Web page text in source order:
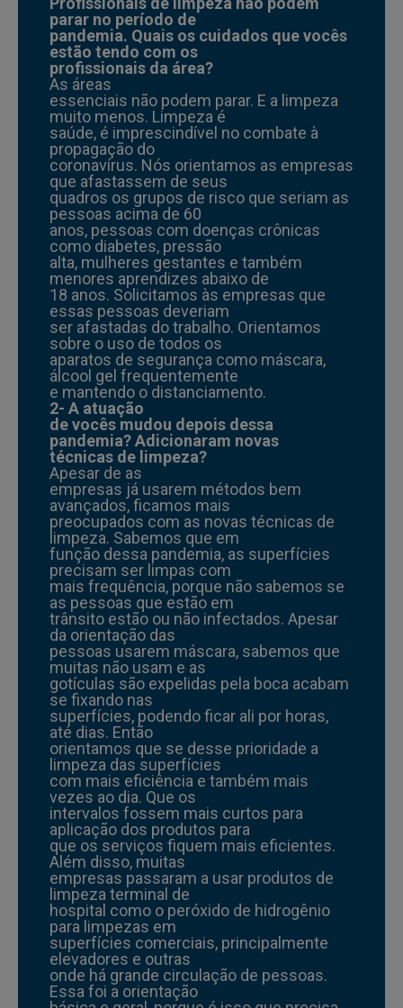
parar no período de
pandemia. Quais os cuidados que vocês
estão tendo com os
profissionais da área?
As áreas
essenciais não podem parar. E a limpeza
muito menos. Limpeza é
saúde, é imprescindível no combate à
propagação do
coronavírus. Nós orientamos as empresas
que afastassem de seus
quadros os grupos de risco que seriam as
pessoas acima de 60
anos, pessoas com doenças crônicas
como diabetes, pressão
alta, mulheres gestantes e também
menores aprendizes abaixo de
18 anos. Solicitamos às empresas que
essas pessoas deveriam
ser afastadas do trabalho. Orientamos
sobre o uso de todos os
aparatos de segurança como máscara,
álcool gel frequentemente
e mantendo o distanciamento.
2- A atuação
de vocês mudou depois dessa
pandemia? Adicionaram novas
técnicas de limpeza?
Apesar de as
empresas já usarem métodos bem
avançados, ficamos mais
preocupados com as novas técnicas de
limpeza. Sabemos que em
função dessa pandemia, as superfícies
precisam ser limpas com
mais frequência, porque não sabemos se
as pessoas que estão em
trânsito estão ou não infectados. Apesar
da orientação das
pessoas usarem máscara, sabemos que
muitas não usam e as
gotículas são expelidas pela boca acabam
se fixando nas
superfícies, podendo ficar ali por horas,
até dias. Então
orientamos que se desse prioridade a
limpeza das superfícies
com mais eficiência e também mais
vezes ao dia. Que os
intervalos fossem mais curtos para
aplicação dos produtos para
que os serviços fiquem mais eficientes.
Além disso, muitas
empresas passaram a usar produtos de
limpeza terminal de
hospital como o peróxido de hidrogênio
para limpezas em
superfícies comerciais, principalmente
elevadores e outras
onde há grande circulação de pessoas.
Essa foi a orientação